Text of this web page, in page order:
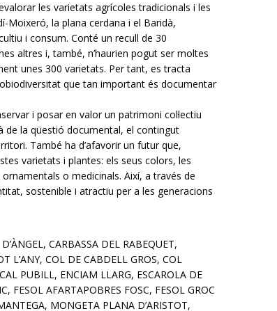
les varietats agrícoles tradicionals i les
Moixeró, la plana cerdana i el Baridà,
i consum. Conté un recull de 30
altres i, també, n’haurien pogut ser moltes
unes 300 varietats. Per tant, es tracta
que tan important és documentar
i posar en valor un patrimoni col·lectiu
de la qüestió documental, el contingut
També ha d’afavorir un futur que,
varietats i plantes: els seus colors, les
o medicinals. Així, a través de
sostenible i atractiu per a les generacions
CARBASSA DEL RABEQUET,
L’ANY, COL DE CABDELL GROS, COL
PUBILL, ENCIAM LLARG, ESCAROLA DE
FESOL AFARTAPOBRES FOSC, FESOL GROC
MONGETA PLANA D’ARISTOT,